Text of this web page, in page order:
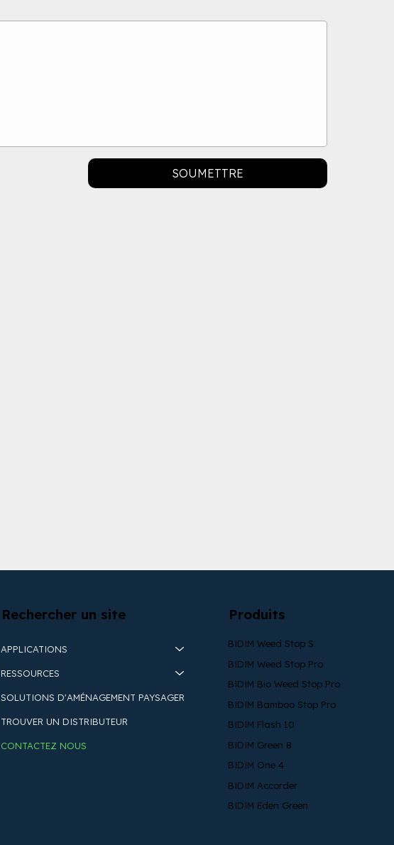
SOUMETTRE
Rechercher un site
APPLICATIONS
RESSOURCES
SOLUTIONS D'AMÉNAGEMENT PAYSAGER
TROUVER UN DISTRIBUTEUR
CONTACTEZ NOUS
Produits
BIDIM Weed Stop S
BIDIM Weed Stop Pro
BIDIM Bio Weed Stop Pro
BIDIM Bamboo Stop Pro
BIDIM Flash 10
BIDIM Green 8
BIDIM One 4
BIDIM Accorder
BIDIM Eden Green